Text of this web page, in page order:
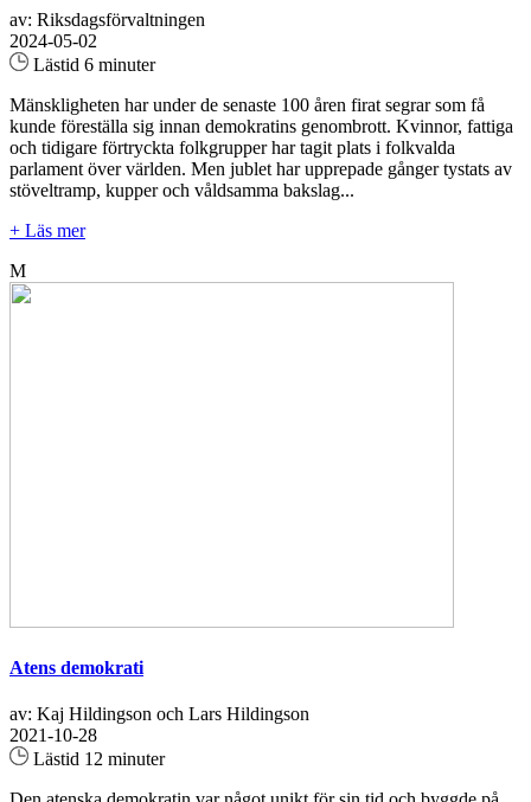
av: Riksdagsförvaltningen
2024-05-02
Lästid 6 minuter
Mänskligheten har under de senaste 100 åren firat segrar som få
kunde föreställa sig innan demokratins genombrott. Kvinnor, fattiga
och tidigare förtryckta folkgrupper har tagit plats i folkvalda
parlament över världen. Men jublet har upprepade gånger tystats av
stöveltramp, kupper och våldsamma bakslag...
+ Läs mer
M
Atens demokrati
av: Kaj Hildingson och Lars Hildingson
2021-10-28
Lästid 12 minuter